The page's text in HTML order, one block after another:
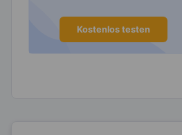
Kostenlos testen